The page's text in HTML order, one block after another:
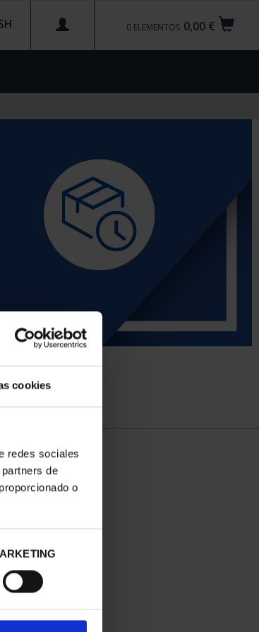
cookies
redes sociales
de
o
0,00 €
0 ELEMENTOS